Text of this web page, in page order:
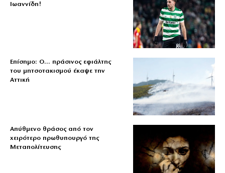
Ιωαννίδη!
Επίσημο: Ο… πράσινος εφιάλτης
του μητσοτακισμού έκαψε την
Αττική
Απύθμενο θράσος από τον
χειρότερο πρωθυπουργό της
Μεταπολίτευσης